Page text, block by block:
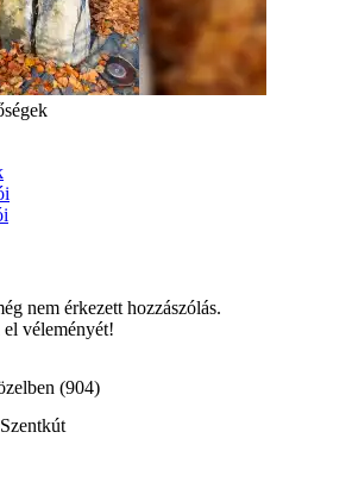
nem érkezett hozzászólás.
véleményét!
(904)